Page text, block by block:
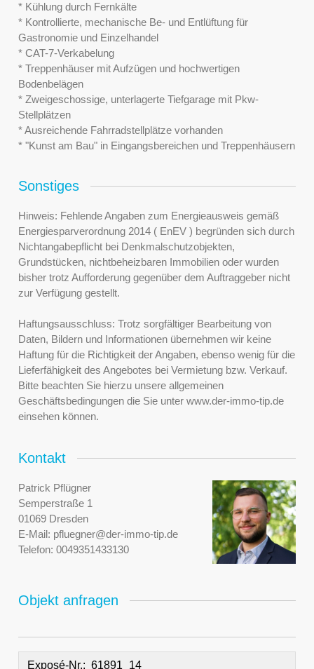
* Kühlung durch Fernkälte
* Kontrollierte, mechanische Be- und Entlüftung für
Gastronomie und Einzelhandel
* CAT-7-Verkabelung
* Treppenhäuser mit Aufzügen und hochwertigen
Bodenbelägen
* Zweigeschossige, unterlagerte Tiefgarage mit Pkw-
Stellplätzen
* Ausreichende Fahrradstellplätze vorhanden
* "Kunst am Bau" in Eingangsbereichen und Treppenhäusern
Sonstiges
Hinweis: Fehlende Angaben zum Energieausweis gemäß
Energiesparverordnung 2014 ( EnEV ) begründen sich durch
Nichtangabepflicht bei Denkmalschutzobjekten,
Grundstücken, nichtbeheizbaren Immobilien oder wurden
bisher trotz Aufforderung gegenüber dem Auftraggeber nicht
zur Verfügung gestellt.
Haftungsausschluss: Trotz sorgfältiger Bearbeitung von
Daten, Bildern und Informationen übernehmen wir keine
Haftung für die Richtigkeit der Angaben, ebenso wenig für die
Lieferfähigkeit des Angebotes bei Vermietung bzw. Verkauf.
Bitte beachten Sie hierzu unsere allgemeinen
Geschäftsbedingungen die Sie unter www.der-immo-tip.de
einsehen können.
Kontakt
Patrick Pflügner
Semperstraße 1
01069 Dresden
E-Mail: pfluegner@der-immo-tip.de
Telefon: 0049351433130
Objekt anfragen
Exposé-Nr.: